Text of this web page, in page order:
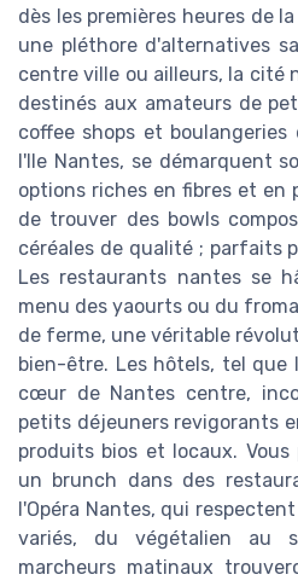
dès les premières heures de
une pléthore d'alternatives
centre ville ou ailleurs, la cité
destinés aux amateurs de
coffee shops et boulangeries
l'Ile Nantes, se démarquent
options riches en fibres et
de trouver des bowls
céréales de qualité ; parfaits
Les restaurants nantes se
menu des yaourts ou du
de ferme, une véritable
bien-être. Les hôtels, tel que
cœur de Nantes centre,
petits déjeuners revigorants
produits bios et locaux.
un brunch dans des
l'Opéra Nantes, qui
variés, du végétalien au
marcheurs matinaux